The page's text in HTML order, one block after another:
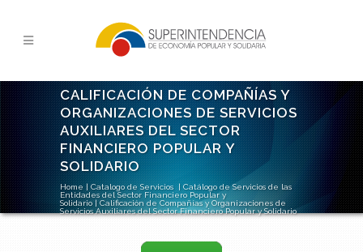
CALIFICACIÓN DE COMPAÑÍAS Y
ORGANIZACIONES DE SERVICIOS
AUXILIARES DEL SECTOR
FINANCIERO POPULAR Y
SOLIDARIO
Home | Catalogo de Servicios | Catálogo de Servicios de las
Entidades del Sector Financiero Popular y
Solidario| Calificación de Compañías y Organizaciones de
Servicios Auxiliares del Sector Financiero Popular y Solidario